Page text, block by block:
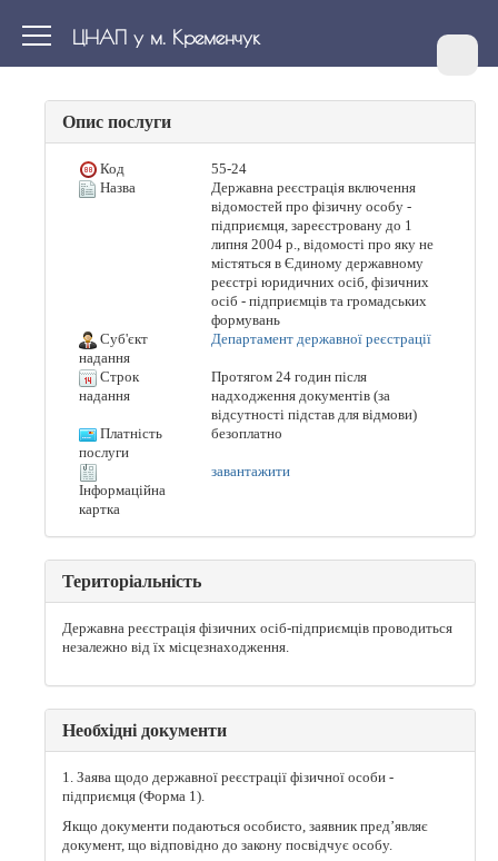
ЦНАП у м. Кременчук
Опис послуги
Код
55-24
Назва
Державна реєстрація включення
відомостей про фізичну особу -
підприємця, зареєстровану до 1
липня 2004 р., відомості про яку не
містяться в Єдиному державному
реєстрі юридичних осіб, фізичних
осіб - підприємців та громадських
формувань
Суб'єкт
надання
Департамент державної реєстрації
Строк
надання
Протягом 24 годин після
надходження документів (за
відсутності підстав для відмови)
Платність
послуги
безоплатно
Інформаційна
картка
завантажити
Територіальність
Державна реєстрація фізичних осіб-підприємців проводиться
незалежно від їх місцезнаходження.
Необхідні документи
1. Заява щодо державної реєстрації фізичної особи -
підприємця (Форма 1).
Якщо документи подаються особисто, заявник пред’являє
документ, що відповідно до закону посвідчує особу.